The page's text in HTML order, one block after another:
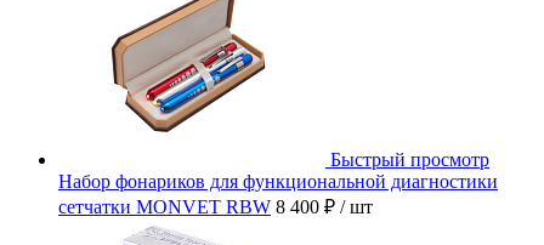
Быстрый просмотр
Набор фонариков для функциональной диагностики
сетчатки MONVET RBW 8 400 ₽ / шт